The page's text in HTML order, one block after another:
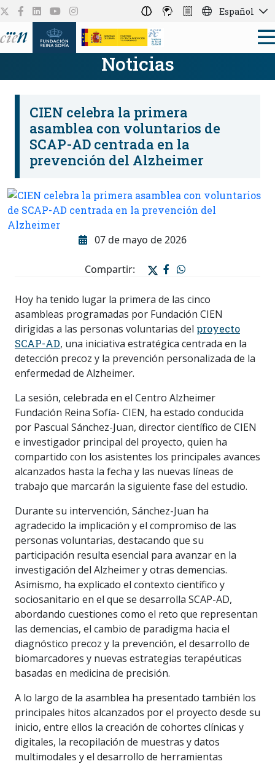
Español
Noticias
CIEN celebra la primera
asamblea con voluntarios de
SCAP-AD centrada en la
prevención del Alzheimer
07 de mayo de 2026
Compartir:
Hoy ha tenido lugar la primera de las cinco
asambleas programadas por Fundación CIEN
dirigidas a las personas voluntarias del proyecto
SCAP-AD, una iniciativa estratégica centrada en la
detección precoz y la prevención personalizada de la
enfermedad de Alzheimer.
La sesión, celebrada en el Centro Alzheimer
Fundación Reina Sofía- CIEN, ha estado conducida
por Pascual Sánchez-Juan, director científico de CIEN
e investigador principal del proyecto, quien ha
compartido con los asistentes los principales avances
alcanzados hasta la fecha y las nuevas líneas de
trabajo que marcarán la siguiente fase del estudio.
Durante su intervención, Sánchez-Juan ha
agradecido la implicación y el compromiso de las
personas voluntarias, destacando que su
participación resulta esencial para avanzar en la
investigación del Alzheimer y otras demencias.
Asimismo, ha explicado el contexto científico y
sociosanitario en el que se desarrolla SCAP-AD,
abordando cuestiones como el reto que representan
las demencias, el cambio de paradigma hacia el
diagnóstico precoz y la prevención, el desarrollo de
biomarcadores y nuevas estrategias terapéuticas
basadas en medicina de precisión.
A lo largo de la asamblea ha presentado también los
principales hitos alcanzados por el proyecto desde su
inicio, entre ellos la creación de cohortes clínicas y
digitales, la recopilación de muestras y datos
multimodales y el desarrollo de herramientas